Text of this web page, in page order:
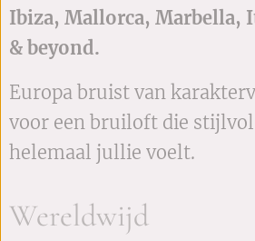
Ibiza, Mallorca, Marbella,
& beyond.
Europa bruist van
voor een bruiloft die
helemaal jullie voelt.
Wereldwijd